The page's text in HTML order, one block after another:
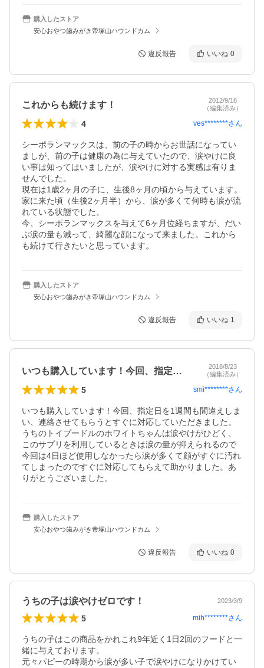
購入したストア
安心おやつ歯みがき帝塚山ハウンドカム
違反報告 いいね 0
これからも続けます！
2012/9/18
（編集済み）
4 ves********さん
シーポランマックスは、前の子の時からお世話になってい
ましが、前の子は健康の為に与えていたので、涙やけに良
い事は知ってはいましたが、涙やけに対する実感は有りま
せんでした。
現在は1歳2ヶ月の子に、生後8ヶ月の頃から与えています。
家に来た頃（生後2ヶ月半）から、涙が多くて何時も涙が流
れている状態でした。
今、シーポランマックスを与えて6ヶ月位経ちますが、だい
ぶ涙の量も減って、綺麗な顔になって来ました。これから
も続けて行きたいと思っています。
購入したストア
安心おやつ歯みがき帝塚山ハウンドカム
違反報告 いいね 1
いつも購入しています！今回、指定日を1…
2018/8/23
（編集済み）
5 smi********さん
いつも購入しています！今回、指定日を1週間も間違えしま
い、連絡させてもらうとすぐに対応していただきました。
うちのトイプードルのホワイトちゃんは涙やけがひどく、
このサプリを利用しているときは涙の量が抑えられるので
今回は4日ほど使用しなかったら涙が多くて顔がすぐに汚れ
てしまったのですぐに対応してもらえて助かりました。あ
りがとうございました。
購入したストア
安心おやつ歯みがき帝塚山ハウンドカム
違反報告 いいね 0
うちの子は涙やけゼロです！ 2023/3/9
5 mih********さん
うちの子はこの商品をかれこれ9年近く1日2回のフードと一
緒に与えております。
元々パピーの時期から涙が多い子で涙やけになりかけてい